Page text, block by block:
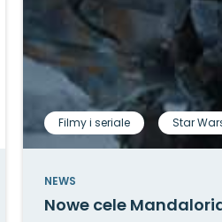
Filmy i seriale Star
NEWS
Nowe cele